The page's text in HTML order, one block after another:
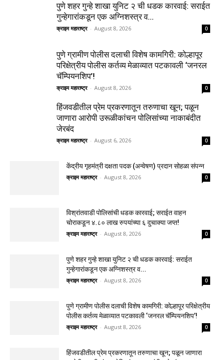
पुणे शहर गुन्हे शाखा युनिट २ ची धडक कारवाई: सराईत
गुन्हेगारांकडून एक अग्निशस्त्र व...
क्राइम महाराष्ट्र - August 8, 2026 0
पुणे ग्रामीण पोलीस दलाची विशेष कामगिरी: कोल्हापूर
परिक्षेत्रीय पोलीस कर्तव्य मेळाव्यात पटकावली ‘जनरल
चॅम्पियनशिप’!
क्राइम महाराष्ट्र - August 8, 2026 0
हिंजवडीतील प्रेम प्रकरणातून तरुणाचा खून; पळून
जाणारा आरोपी उरूळीकांचन पोलिसांच्या नाकाबंदीत
जेरबंद
क्राइम महाराष्ट्र - August 6, 2026 0
केंद्रीय गृहमंत्री दक्षता पदक (अन्वेषण) प्रदान सोहळा संपन्न
क्राइम महाराष्ट्र - August 8, 2026 0
विश्रांतवाडी पोलिसांची धडक कारवाई; सराईत वाहन
चोराकडून ४.८० लाख रुपयांच्या ६ दुचाक्या जप्त!
क्राइम महाराष्ट्र - August 8, 2026 0
पुणे शहर गुन्हे शाखा युनिट २ ची धडक कारवाई: सराईत
गुन्हेगारांकडून एक अग्निशस्त्र व...
क्राइम महाराष्ट्र - August 8, 2026 0
पुणे ग्रामीण पोलीस दलाची विशेष कामगिरी: कोल्हापूर परिक्षेत्रीय
पोलीस कर्तव्य मेळाव्यात पटकावली ‘जनरल चॅम्पियनशिप’!
क्राइम महाराष्ट्र - August 8, 2026 0
हिंजवडीतील प्रेम प्रकरणातून तरुणाचा खून; पळून जाणारा